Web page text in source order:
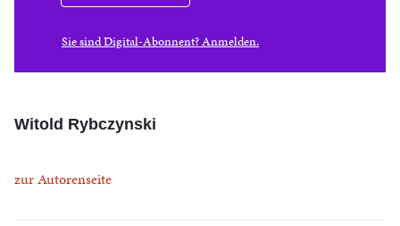
Sie sind Digital-Abonnent? Anmelden.
Witold Rybczynski
zur Autorenseite